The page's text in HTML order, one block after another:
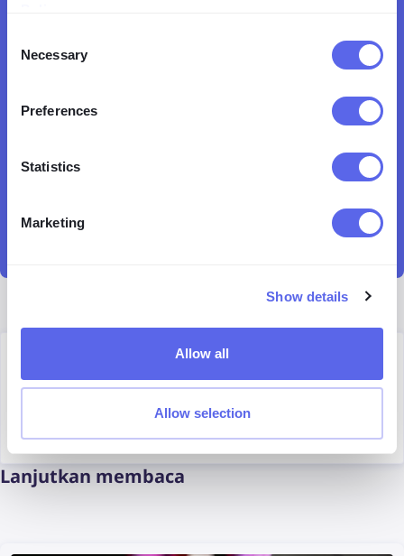
Selection
Necessary
Preferences
Statistics
Marketing
Show details
Allow all
Allow selection
Kinga Jasinska
Lanjutkan membaca